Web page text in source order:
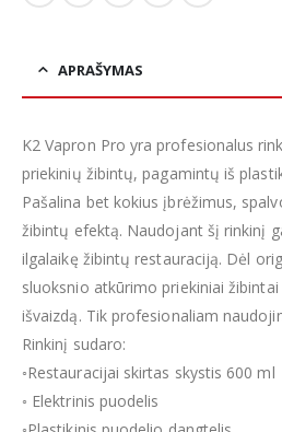
APRAŠYMAS
K2 Vapron Pro yra profesionalus
priekinių žibintų, pagamintų iš
Pašalina bet kokius įbrėžimus,
žibintų efektą. Naudojant šį rinkinį
ilgalaikę žibintų restauraciją. Dėl
sluoksnio atkūrimo priekiniai
išvaizdą. Tik profesionaliam
Rinkinį sudaro:
◦Restauracijai skirtas skystis 600 ml
◦ Elektrinis puodelis